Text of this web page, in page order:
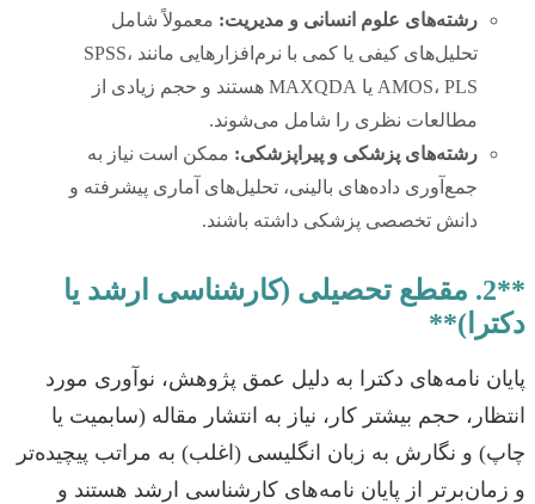
رشته‌های علوم انسانی و مدیریت: معمولاً شامل
تحلیل‌های کیفی یا کمی با نرم‌افزارهایی مانند SPSS،
AMOS، PLS یا MAXQDA هستند و حجم زیادی از
مطالعات نظری را شامل می‌شوند.
رشته‌های پزشکی و پیراپزشکی: ممکن است نیاز به
جمع‌آوری داده‌های بالینی، تحلیل‌های آماری پیشرفته و
دانش تخصصی پزشکی داشته باشند.
**2. مقطع تحصیلی (کارشناسی ارشد یا
دکترا)**
پایان نامه‌های دکترا به دلیل عمق پژوهش، نوآوری مورد
انتظار، حجم بیشتر کار، نیاز به انتشار مقاله (سابمیت یا
چاپ) و نگارش به زبان انگلیسی (اغلب) به مراتب پیچیده‌تر
و زمان‌برتر از پایان نامه‌های کارشناسی ارشد هستند و